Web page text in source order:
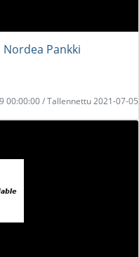
Pankki
00:00:00 / Tallennettu 2021-07-05